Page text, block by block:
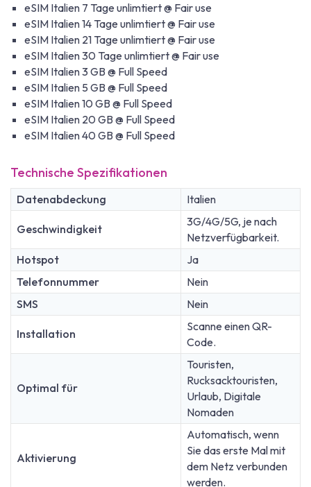
eSIM Italien 7 Tage unlimtiert @ Fair use
eSIM Italien 14 Tage unlimtiert @ Fair use
eSIM Italien 21 Tage unlimtiert @ Fair use
eSIM Italien 30 Tage unlimtiert @ Fair use
eSIM Italien 3 GB @ Full Speed
eSIM Italien 5 GB @ Full Speed
eSIM Italien 10 GB @ Full Speed
eSIM Italien 20 GB @ Full Speed
eSIM Italien 40 GB @ Full Speed
Technische Spezifikationen
Datenabdeckung Italien
Geschwindigkeit
3G/4G/5G, je nach
Netzverfügbarkeit.
Hotspot
Ja
Telefonnummer
Nein
SMS
Nein
Installation
Scanne einen QR-
Code.
Optimal für
Touristen,
Rucksacktouristen,
Urlaub, Digitale
Nomaden
Aktivierung
Automatisch, wenn
Sie das erste Mal mit
dem Netz verbunden
werden.